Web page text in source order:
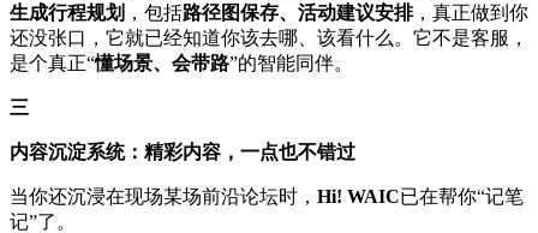
生成行程规划 ，包括路径图保存、活动建议安排，真正做到你
还没张口，它就已经知道你该去哪、该看什么。它不是客服，
是个真正“懂场景、会带路”的智能同伴。
三
内容沉淀系统：精彩内容，一点也不错过
当你还沉浸在现场某场前沿论坛时， Hi! WAIC已在帮你“记笔
记”了。